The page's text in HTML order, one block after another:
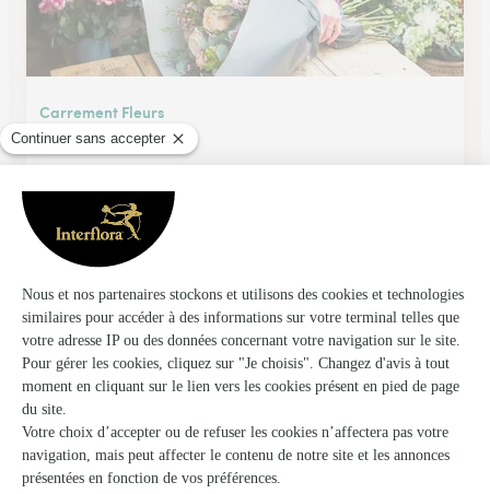
Carrement Fleurs
1270 avenue de Toulouse
Voir la boutique
Monceau Fleurs